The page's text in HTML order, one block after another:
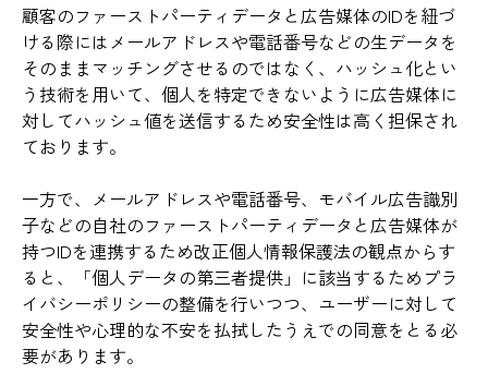
顧客のファーストパーティデータと広告媒体のIDを紐づ
ける際にはメールアドレスや電話番号などの生データを
そのままマッチングさせるのではなく、ハッシュ化とい
う技術を用いて、個人を特定できないように広告媒体に
対してハッシュ値を送信するため安全性は高く担保され
ております。
一方で、メールアドレスや電話番号、モバイル広告識別
子などの自社のファーストパーティデータと広告媒体が
持つIDを連携するため改正個人情報保護法の観点からす
ると、「個人データの第三者提供」に該当するためプラ
イバシーポリシーの整備を行いつつ、ユーザーに対して
安全性や心理的な不安を払拭したうえでの同意をとる必
要があります。